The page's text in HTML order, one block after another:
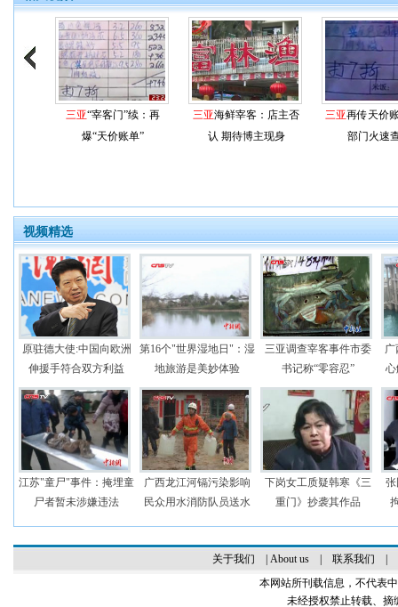
三亚“宰客门”续：再
爆“天价账单”
三亚海鲜宰客：店主否
认 期待博主现身
三亚再传天价
部门火速
视频精选
原驻德大使:中国向欧洲
伸援手符合双方利益
第16个"世界湿地日"：湿
地旅游是美妙体验
三亚调查宰客事件市委
书记称“零容忍”
广
江苏"童尸"事件：掩埋童
尸者暂未涉嫌违法
广西龙江河镉污染影响
民众用水消防队员送水
下岗女工质疑韩寒《三
重门》抄袭其作品
关于我们 About us| 联系我们
本网站所刊载信息，不代表
未经授权禁止转载、摘